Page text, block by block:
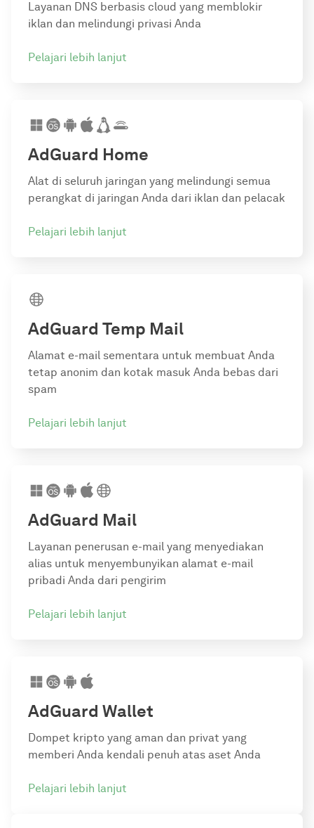
Layanan DNS berbasis cloud yang memblokir
iklan dan melindungi privasi Anda
Pelajari lebih lanjut
AdGuard Home
Alat di seluruh jaringan yang melindungi semua
perangkat di jaringan Anda dari iklan dan pelacak
Pelajari lebih lanjut
AdGuard Temp Mail
Alamat e-mail sementara untuk membuat Anda
tetap anonim dan kotak masuk Anda bebas dari
spam
Pelajari lebih lanjut
AdGuard Mail
Layanan penerusan e-mail yang menyediakan
alias untuk menyembunyikan alamat e-mail
pribadi Anda dari pengirim
Pelajari lebih lanjut
AdGuard Wallet
Dompet kripto yang aman dan privat yang
memberi Anda kendali penuh atas aset Anda
Pelajari lebih lanjut